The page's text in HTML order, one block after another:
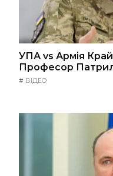
УПА vs Армія
Професор
# ВІДЕО